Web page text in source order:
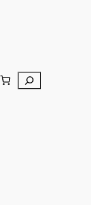
Szukaj